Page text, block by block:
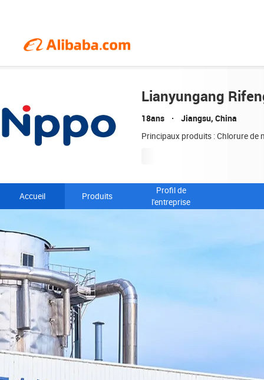
Lianyungang
18ans Jiangsu, China
Principaux produits : Chlorure de
Accueil Produits
Profil de
l'entreprise